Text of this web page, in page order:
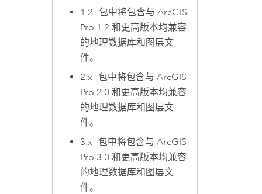
1.2—包中将包含与ArcGIS
Pro 1.2 和更高版本均兼容
的地理数据库和图层文
件。
2.x—包中将包含与ArcGIS
Pro 2.0 和更高版本均兼容
的地理数据库和图层文
件。
3.x—包中将包含与ArcGIS
Pro 3.0 和更高版本均兼容
的地理数据库和图层文
件。